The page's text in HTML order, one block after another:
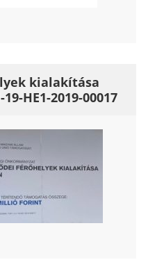
kialakítása
HE1-2019-00017